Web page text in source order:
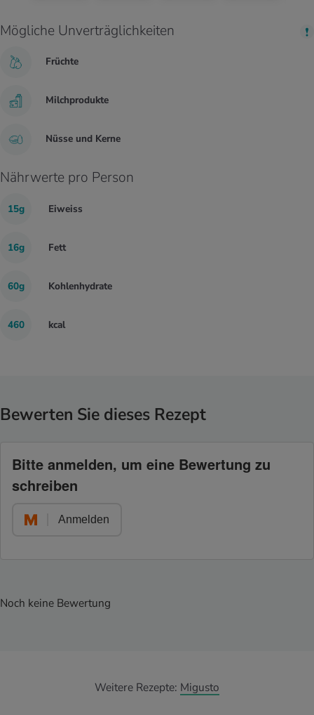
Mögliche Unverträglichkeiten
Früchte
Milchprodukte
Nüsse und Kerne
Nährwerte pro Person
15g Eiweiss
16g Fett
60g Kohlenhydrate
460 kcal
Bewerten Sie dieses Rezept
Bitte anmelden, um eine Bewertung zu
schreiben
Anmelden
Noch keine Bewertung
Weitere Rezepte: Migusto